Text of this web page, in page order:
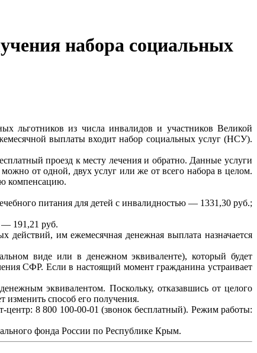
набора социальных
льготников из числа инвалидов и участников Великой
выплаты входит набор социальных услуг (НСУ).
проезд к месту лечения и обратно. Данные услуги
от одной, двух услуг или же от всего набора в целом.
компенсацию.
питания для детей с инвалидностью — 1331,30 руб.;
— 191,21 руб.
им ежемесячная денежная выплата назначается
виде или в денежном эквиваленте), который будет
СФР. Если в настоящий момент гражданина устраивает
эквивалентом. Поскольку, отказавшись от целого
изменить способ его получения.
8 800 100-00-01 (звонок бесплатный). Режим работы:
фонда России по Республике Крым.